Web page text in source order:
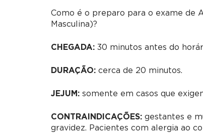
Como é o preparo para o exame de
Masculina)?
CHEGADA:30 minutos antes do
DURAÇÃO: cerca de 20 minutos.
JEJUM: somente em casos que
CONTRAINDICAÇÕES: gestantes e
gravidez. Pacientes com alergia ao